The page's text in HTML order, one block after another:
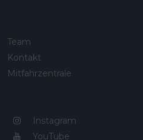
Team
Kontakt
Mitfahrzentrale
Instagram
YouTube